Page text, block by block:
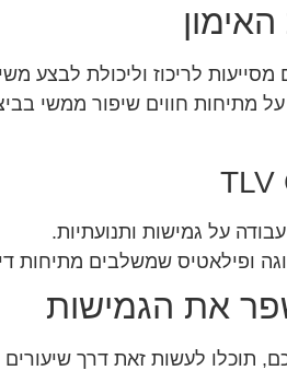
לריכוז וליכולת לבצע
על גמישות ותנועתיות.
ופילאטיס שמשלבים מתיחות
את הגמישות
לעשות זאת דרך שיעורים